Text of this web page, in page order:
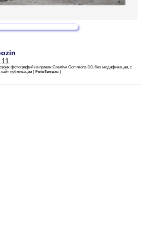
фотографий на правах Creative Commons 3.0, без модификации, с
публикации ( FotoTerra.ru )